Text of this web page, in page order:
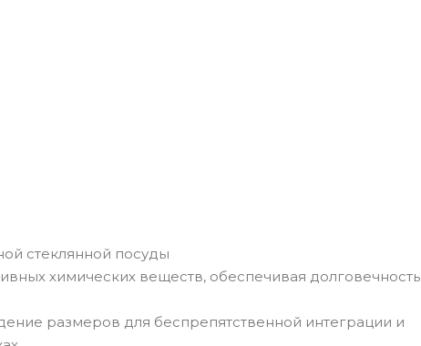
стеклянной посуды
химических веществ, обеспечивая долговечность
размеров для беспрепятственной интеграции и